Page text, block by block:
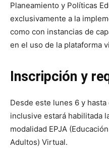
Planeamiento y Políticas
exclusivamente a la
como con instancias de
en el uso de la plataforma
Inscripción y
Desde este lunes 6 y
inclusive estará habilitada
modalidad EPJA
Adultos) Virtual.